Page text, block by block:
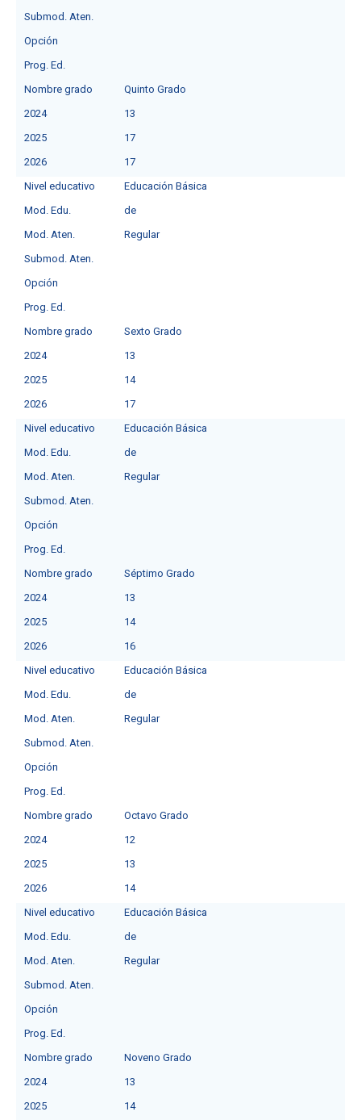
Submod. Aten.
Opción
Prog. Ed.
Nombre grado
Quinto Grado
2024
13
2025
17
2026
17
Nivel educativo
Educación Básica
Mod. Edu.
deㅤ
Mod. Aten.
Regular
Submod. Aten.
Opción
Prog. Ed.
Nombre grado
Sexto Grado
2024
13
2025
14
2026
17
Nivel educativo
Educación Básica
Mod. Edu.
de
Mod. Aten.
Regular
Submod. Aten.
Opción
Prog. Ed.
Nombre grado
Séptimo Grado
2024
13
2025
14
2026
16
Nivel educativo
Educación Básica
Mod. Edu.
de
Mod. Aten.
Regular
Submod. Aten.
Opción
Prog. Ed.
Nombre grado
Octavo Grado
2024
12
2025
13
2026
14
Nivel educativo
Educación Básica
Mod. Edu.
de
Mod. Aten.
Regular
Submod. Aten.
Opción
Prog. Ed.
Nombre grado
Noveno Grado
2024
13
2025
14